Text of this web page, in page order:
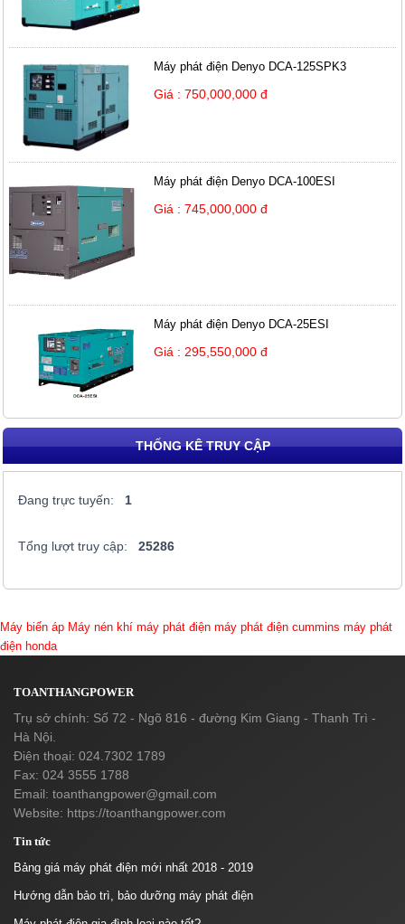
Máy phát điện Denyo DCA-125SPK3
Giá : 750,000,000 đ
Máy phát điện Denyo DCA-100ESI
Giá : 745,000,000 đ
Máy phát điện Denyo DCA-25ESI
Giá : 295,550,000 đ
THỐNG KÊ TRUY CẬP
Đang trực tuyến: 1
Tổng lượt truy cập: 25286
Máy biến áp Máy nén khí máy phát điện máy phát điện cummins máy phát
điện honda
TOANTHANGPOWER
Trụ sở chính: Số 72 - Ngõ 816 - đường Kim Giang - Thanh Trì -
Hà Nội.
Điện thoại: 024.7302 1789
Fax: 024 3555 1788
Email: toanthangpower@gmail.com
Website: https://toanthangpower.com
Tin tức
Bảng giá máy phát điện mới nhất 2018 - 2019
Hướng dẫn bảo trì, bảo dưỡng máy phát điện